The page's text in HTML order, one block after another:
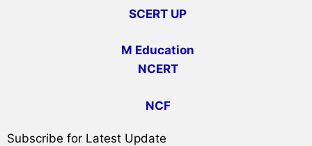
SCERT UP
M Education
NCERT
NCF
Subscribe for Latest Update